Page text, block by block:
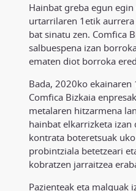
Hainbat greba egun
urtarrilaren 1etik
bat sinatu zen. Comfica
salbuespena izan
ematen diot borroka
Bada, 2020ko ekainaren
Comfica Bizkaia
metalaren hitzarmena
hainbat elkarrizketa
kontrata boteretsuak
probintziala betetzeari
kobratzen jarraitzea
Pazienteak eta malguak